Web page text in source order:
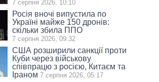
7 серпня 2026, 10:10
Росія вночі випустила по
Україні майже 150 дронів:
скільки збила ППО
7 серпня 2026, 09:32
США розширили санкції проти
Куби через військову
співпрацю з росією, Китаєм та
Іраном 7 серпня 2026, 05:17